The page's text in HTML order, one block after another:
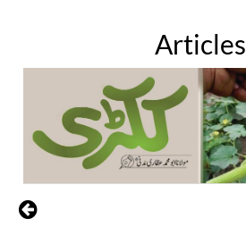
Articles